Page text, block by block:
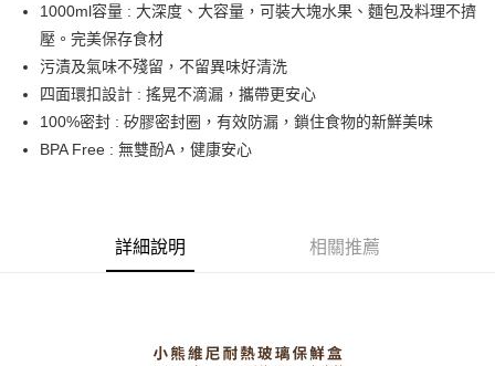
法說明評估內容。
【繳款方式說明】
1.分期款項不併入電信帳單，「大哥付你分期」於每月結算日後寄送繳費提
醒簡訊。
2.透過簡訊連結打開帳單後，可選擇「超商條碼／台灣大直營門市／銀行轉
【注意事項】
資料（包含姓名、電話或地址）提供予台灣大哥大進項蒐集、處理及利用，
由本公司與您本人進行分期帳單所需資料之確認、核對及更正。
３．安心：先確認商品／服務後，再付款。
【「AFTEE先享後付」結帳流程】
１．於結帳方式選擇「AFTEE先享後付」後，將跳轉至「AFTEE先享後付」
結帳頁面，進行簡訊認證並確認金額後，即可完成結帳。
２．訂單成立數日內，您將收到繳費通知簡訊。
３．收到繳費通知簡訊後14天內，點擊此簡訊中的連結，可透過四大超商／
ATM／網路銀行／等多元方式進行付款，方視為交易完成。
※ 交易是否成功請以「AFTEE先享後付 」之結帳頁面顯示為準，若有關於
是否繳費成功／繳費後需取消欲退款等相關疑問，請聯繫「AFTEE先享後付
易，需依本服務之必要範圍內提供個人資料，並將交易相關給付款項請求債
每筆NT$70，滿NT$1,000(含以上)免運費
付款後7-11取貨
每筆NT$70，滿NT$1,000(含以上)免運費
京站台北店客服中心(1F星巴克旁) 即日起不提供京站紙袋，取件時
請自備購物袋，若需購買紙袋可現場詢問
1000ml容量 : 大深度、大容量，可裝大塊水果、麵包及料理不擠
壓。完美保存食材
污漬及氣味不殘留，不留異味好清洗
四面環扣設計 : 搖晃不滴漏，攜帶更安心
100%密封 : 矽膠密封圈，有效防漏，鎖住食物的新鮮美味
BPA Free : 無雙酚A，健康安心
詳細說明 相關推薦